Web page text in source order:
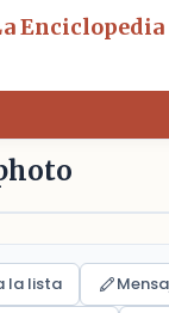
Enciclopedia
la lista